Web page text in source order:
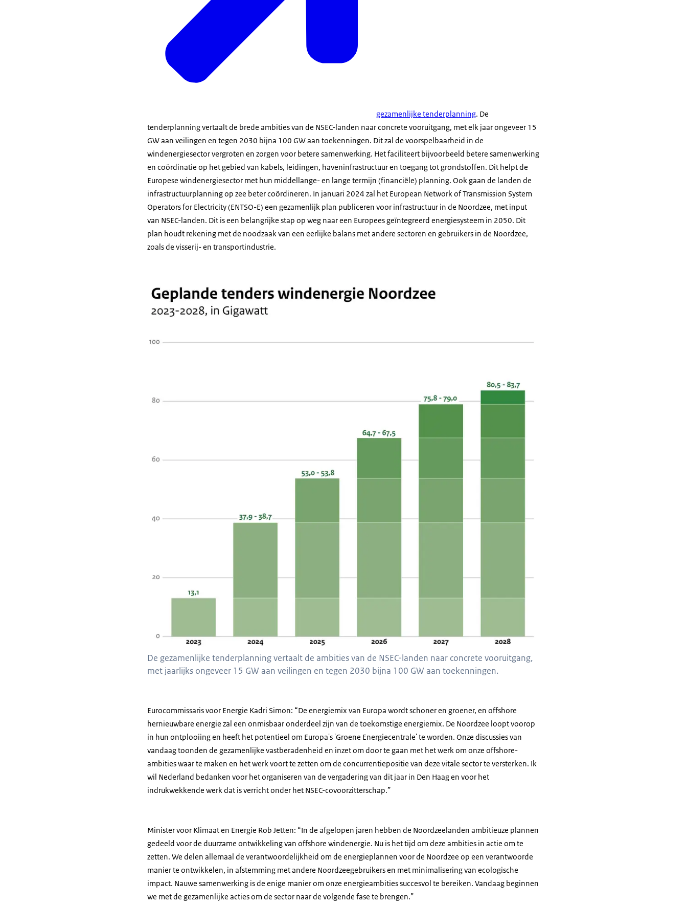
gezamenlijke tenderplanning. De
tenderplanning vertaalt de brede ambities van de NSEC-landen naar concrete vooruitgang, met elk jaar ongeveer 15
GW aan veilingen en tegen 2030 bijna 100 GW aan toekenningen. Dit zal de voorspelbaarheid in de
windenergiesector vergroten en zorgen voor betere samenwerking. Het faciliteert bijvoorbeeld betere samenwerking
en coördinatie op het gebied van kabels, leidingen, haveninfrastructuur en toegang tot grondstoffen. Dit helpt de
Europese windenergiesector met hun middellange- en lange termijn (financiële) planning. Ook gaan de landen de
infrastructuurplanning op zee beter coördineren. In januari 2024 zal het European Network of Transmission System
Operators for Electricity(ENTSO-E) een gezamenlijk plan publiceren voor infrastructuur in de Noordzee, met input
van NSEC-landen. Dit is een belangrijke stap op weg naar een Europees geïntegreerd energiesysteem in 2050. Dit
plan houdt rekening met de noodzaak van een eerlijke balans met andere sectoren en gebruikers in de Noordzee,
zoals de visserij- en transportindustrie.
De gezamenlijke tenderplanning vertaalt de ambities van de NSEC-landen naar concrete vooruitgang,
met jaarlijks ongeveer 15 GW aan veilingen en tegen 2030 bijna 100 GW aan toekenningen.
Eurocommissaris voor Energie Kadri Simon: “De energiemix van Europa wordt schoner en groener, en offshore
hernieuwbare energie zal een onmisbaar onderdeel zijn van de toekomstige energiemix. De Noordzee loopt voorop
in hun ontplooiing en heeft het potentieel om Europa's 'Groene Energiecentrale' te worden. Onze discussies van
vandaag toonden de gezamenlijke vastberadenheid en inzet om door te gaan met het werk om onze offshore-
ambities waar te maken en het werk voort te zetten om de concurrentiepositie van deze vitale sector te versterken. Ik
wil Nederland bedanken voor het organiseren van de vergadering van dit jaar in Den Haag en voor het
indrukwekkende werk dat is verricht onder het NSEC-covoorzitterschap.”
Minister voor Klimaat en Energie Rob Jetten: “In de afgelopen jaren hebben de Noordzeelanden ambitieuze plannen
gedeeld voor de duurzame ontwikkeling van offshore windenergie. Nu is het tijd om deze ambities in actie om te
zetten. We delen allemaal de verantwoordelijkheid om de energieplannen voor de Noordzee op een verantwoorde
manier te ontwikkelen, in afstemming met andere Noordzeegebruikers en met minimalisering van ecologische
impact. Nauwe samenwerking is de enige manier om onze energieambities succesvol te bereiken. Vandaag beginnen
we met de gezamenlijke acties om de sector naar de volgende fase te brengen.”